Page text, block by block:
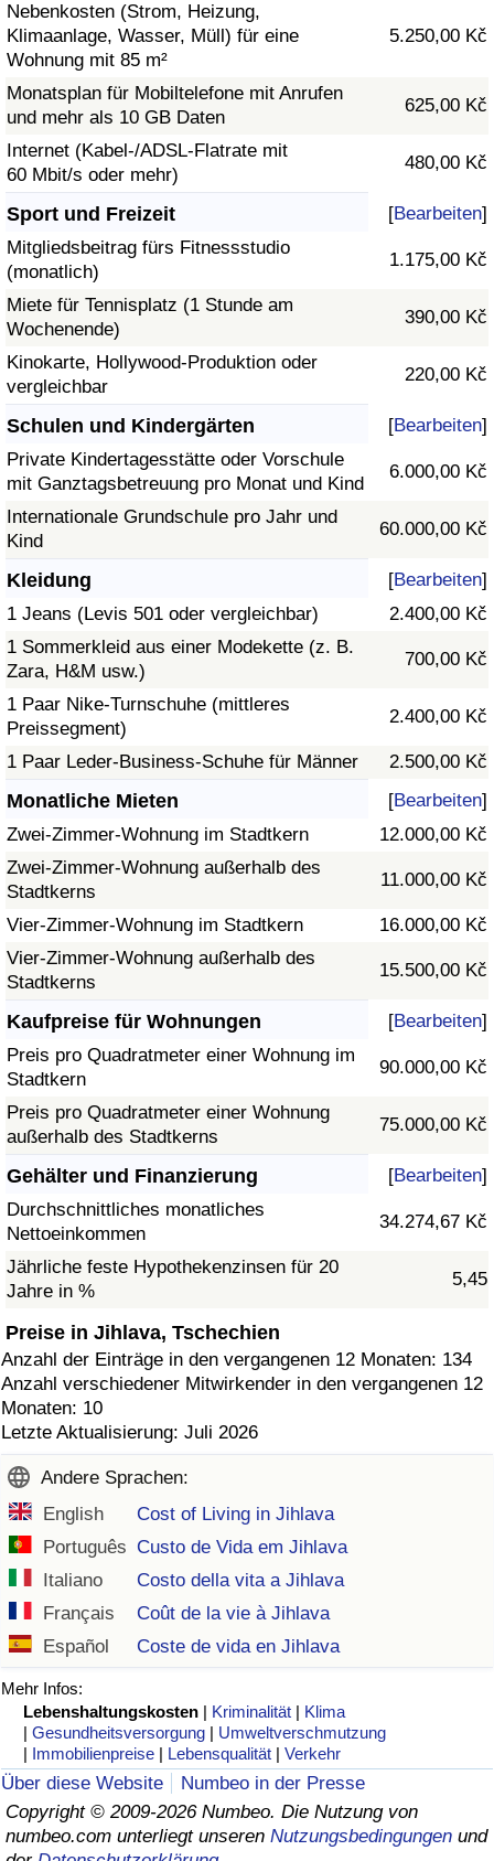
Nebenkosten (Strom, Heizung,
Klimaanlage, Wasser, Müll) für eine
Wohnung mit 85 m²
5.250,00 Kč
Monatsplan für Mobiltelefone mit Anrufen
und mehr als 10 GB Daten
625,00 Kč
Internet (Kabel-/ADSL-Flatrate mit
60 Mbit/s oder mehr)
480,00 Kč
Sport und Freizeit [Bearbeiten]
Mitgliedsbeitrag fürs Fitnessstudio
(monatlich)
1.175,00 Kč
Miete für Tennisplatz (1 Stunde am
Wochenende)
390,00 Kč
Kinokarte, Hollywood-Produktion oder
vergleichbar
220,00 Kč
Schulen und Kindergärten [Bearbeiten]
Private Kindertagesstätte oder Vorschule
mit Ganztagsbetreuung pro Monat und Kind
6.000,00 Kč
Internationale Grundschule pro Jahr und
Kind
60.000,00 Kč
Kleidung [Bearbeiten]
1 Jeans (Levis 501 oder vergleichbar)
2.400,00 Kč
1 Sommerkleid aus einer Modekette (z. B.
Zara, H&M usw.)
700,00 Kč
1 Paar Nike-Turnschuhe (mittleres
Preissegment)
2.400,00 Kč
1 Paar Leder-Business-Schuhe für Männer 2.500,00 Kč
Monatliche Mieten [Bearbeiten]
Zwei-Zimmer-Wohnung im Stadtkern
12.000,00 Kč
Zwei-Zimmer-Wohnung außerhalb des
Stadtkerns
11.000,00 Kč
Vier-Zimmer-Wohnung im Stadtkern
16.000,00 Kč
Vier-Zimmer-Wohnung außerhalb des
Stadtkerns
15.500,00 Kč
Kaufpreise für Wohnungen [Bearbeiten]
Preis pro Quadratmeter einer Wohnung im
Stadtkern
90.000,00 Kč
Preis pro Quadratmeter einer Wohnung
außerhalb des Stadtkerns
75.000,00 Kč
Gehälter und Finanzierung [Bearbeiten]
Durchschnittliches monatliches
Nettoeinkommen
34.274,67 Kč
Jährliche feste Hypothekenzinsen für 20
Jahre in %
5,45
Preise in Jihlava, Tschechien
Anzahl der Einträge in den vergangenen 12 Monaten: 134
Anzahl verschiedener Mitwirkender in den vergangenen 12
Monaten: 10
Letzte Aktualisierung: Juli 2026
Andere Sprachen:
English
Cost of Living in Jihlava
Português Custo de Vida em Jihlava
Italiano
Costo della vita a Jihlava
Français
Coût de la vie à Jihlava
Español
Coste de vida en Jihlava
Mehr Infos:
Lebenshaltungskosten | Kriminalität | Klima
|Gesundheitsversorgung | Umweltverschmutzung
| Immobilienpreise | Lebensqualität |Verkehr
Über diese Website
Numbeo in der Presse
Copyright © 2009-2026 Numbeo. Die Nutzung von
numbeo.com unterliegt unseren Nutzungsbedingungen und